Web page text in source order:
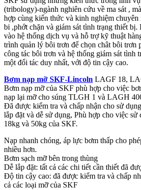
(tribology)-ngành nghiên cứu về ma sát ,
hợp cùng kiến thức và kinh nghiệm
bi ,phớt chặn và giám sát tình trạng thiết bị.
vào hệ thống dịch vụ và hỗ trợ kỹ thuật
trình quản lý bôi trơn để chọn chât bôi trơn
công tác bôi trơn và hệ thống giám sát tình
một đối tác duy nhất, với độ tin cậy cao.
Bơm nạp mỡ SKF-Lincoln LAGF 18,
Bơm nạp mỡ của SKF phù hợp cho việc
nạp lại mỡ cho súng TLGH 1 và LAGH
Đã được kiểm tra và chấp nhận cho sử
lắp đặt và dễ sử dụng, Phù hợp cho việc
18kg và 50kg của SKF.
Nạp nhanh chóng, áp lực bơm thấp cho
nhiều hơn.
Bơm sạch mỡ bên trong thùng
Dễ lắp đặt: tất cả các chi tiết cần thiết đã
Độ tin cậy cao: đã được kiểm tra và chấp
cả các loại mỡ của SKF